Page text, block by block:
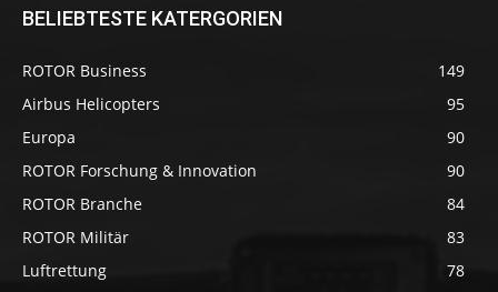
BELIEBTESTE KATERGORIEN
ROTOR Business
149
Airbus Helicopters
95
Europa
90
ROTOR Forschung & Innovation
90
ROTOR Branche
84
ROTOR Militär
83
Luftrettung
78